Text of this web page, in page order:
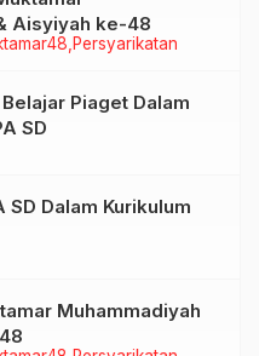
Persyarikatan
Aisyiyah ke-48
Piaget Dalam
SD
SD Dalam Kurikulum
Muhammadiyah